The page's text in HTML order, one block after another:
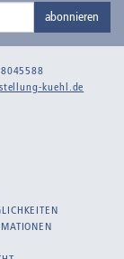
abonnieren
8045588
kuehl.de